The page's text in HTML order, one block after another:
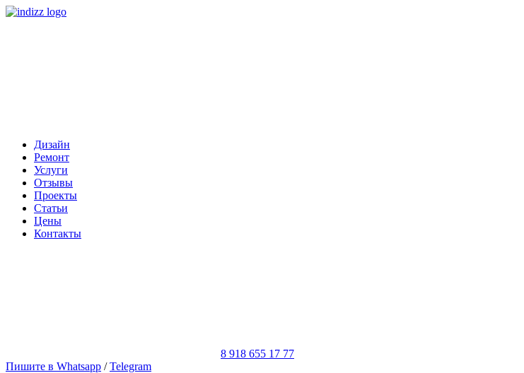
Дизайн
Ремонт
Услуги
Отзывы
Проекты
Статьи
Цены
Контакты
8 918 655 17 77
Пишите в Whatsapp /Telegram